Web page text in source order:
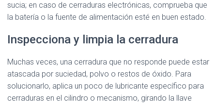
sucia; en caso de cerraduras electrónicas, comprueba que
la batería o la fuente de alimentación esté en buen estado.
Inspecciona y limpia la cerradura
Muchas veces, una cerradura que no responde puede estar
atascada por suciedad, polvo o restos de óxido. Para
solucionarlo, aplica un poco de lubricante específico para
cerraduras en el cilindro o mecanismo, girando la llave